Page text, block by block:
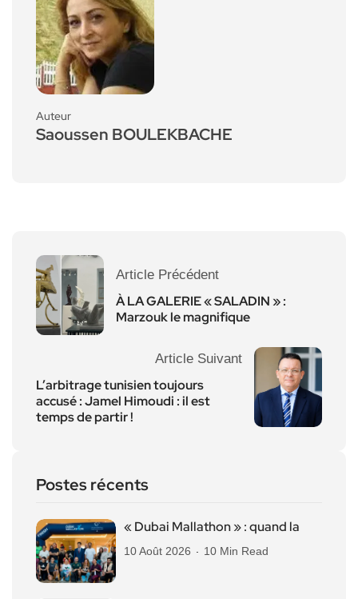
Auteur
Saoussen BOULEKBACHE
Article Précédent
À LA GALERIE « SALADIN » :
Marzouk le magnifique
Article Suivant
L’arbitrage tunisien toujours
accusé : Jamel Himoudi : il est
temps de partir !
Postes récents
« Dubai Mallathon » : quand la
10 Août 2026 10 Min Read